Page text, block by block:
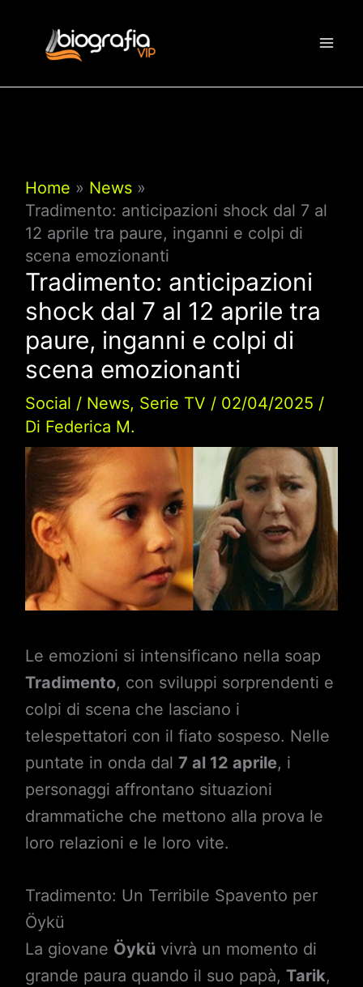
contenuto
Home
News
Tradimento: anticipazioni shock dal 7 al
12 aprile tra paure, inganni e colpi di
scena emozionanti
Tradimento: anticipazioni
shock dal 7 al 12 aprile tra
paure, inganni e colpi di
scena emozionanti
Social / News, Serie TV / 02/04/2025 /
Di Federica M.
Le emozioni si intensificano nella soap
Tradimento, con sviluppi sorprendenti e
colpi di scena che lasciano i
telespettatori con il fiato sospeso. Nelle
puntate in onda dal 7 al 12 aprile, i
personaggi affrontano situazioni
drammatiche che mettono alla prova le
loro relazioni e le loro vite.
Tradimento: Un Terribile Spavento per
Öykü
La giovane Öyküvivrà un momento di
grande paura quando il suo papà, Tarik,